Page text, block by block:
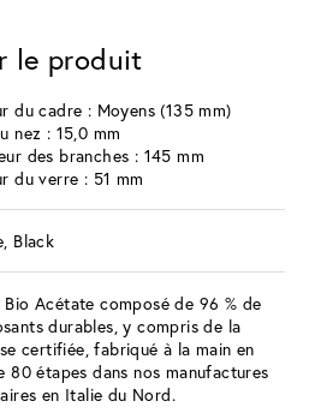
le produit
du cadre : Moyens (135 mm)
nez : 15,0 mm
des branches : 145 mm
du verre : 51 mm
Black
Bio Acétate composé de 96 % de
durables, y compris de la
certifiée, fabriqué à la main en
80 étapes dans nos manufactures
en Italie du Nord.